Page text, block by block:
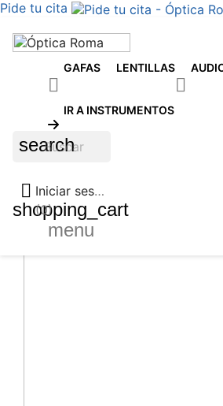
Pide tu cita
GAFAS

LENTILLAS

IR A INSTRUMENTOS
search
 Iniciar sesión
shopping_cart
(0)
menu